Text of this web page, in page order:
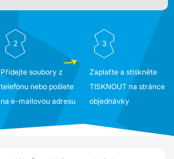
2
Přidejte soubory z
telefonu nebo pošlete
na e-mailovou adresu
3
Zaplaťte a stiskněte
TISKNOUT na stránce
objednávky